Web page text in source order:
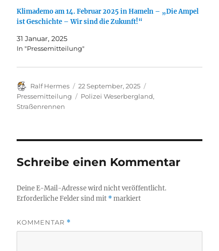
Klimademo am 14. Februar 2025 in Hameln – „Die Ampel
ist Geschichte – Wir sind die Zukunft!“
31 Januar, 2025
In "Pressemitteilung"
Autor
Ralf Hermes
Veröffentlicht
am
22 September, 2025
Pressemitteilung
Schlagwörter
Polizei Weserbergland,
Straßenrennen
Schreibe einen Kommentar
Deine E-Mail-Adresse wird nicht veröffentlicht.
Erforderliche Felder sind mit *markiert
KOMMENTAR *